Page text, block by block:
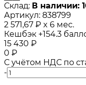
Склад: В наличии:
Артикул: 838799
2 571,67 ₽ x 6 мес.
Кешбэк +154.3
15 430 ₽
0 ₽
С учётом НДС по
-